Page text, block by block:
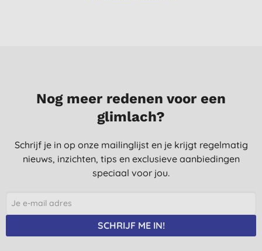
Nog meer redenen voor een
glimlach?
Schrijf je in op onze mailinglijst en je krijgt regelmatig
nieuws, inzichten, tips en exclusieve aanbiedingen
speciaal voor jou.
SCHRIJF ME IN!